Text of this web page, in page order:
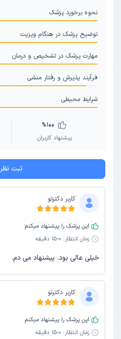
نحوه برخورد پزشک
توضیح پزشک در هنگام ویزیت
مهارت پزشک در تشخیص و درمان
فرآیند پذیرش و رفتار منشی
شرایط محیطی
%100
پیشنهاد کاربران
ثبت نظر
کاربر دکترتو
این پزشک را پیشنهاد میکنم
زمان انتظار: 0-15 دقیقه
خیلی عالی بود. پیشنهاد می دم.
کاربر دکترتو
این پزشک را پیشنهاد میکنم
زمان انتظار: 0-15 دقیقه